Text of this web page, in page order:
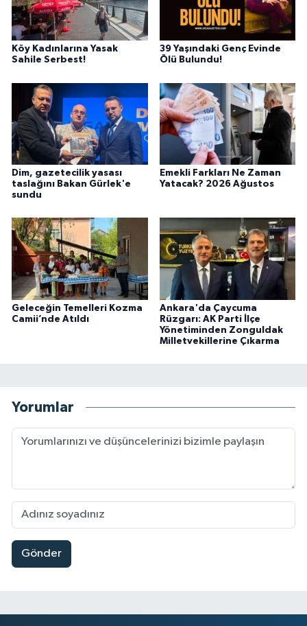
Köy Kadınlarına Yasak
Sahile Serbest!
39 Yaşındaki Genç Evinde
Ölü Bulundu!
Dim, gazetecilik yasası
taslağını Bakan Gürlek'e
sundu
Emekli Farkları Ne Zaman
Yatacak? 2026 Ağustos
Geleceğin Temelleri Kozma
Camii’nde Atıldı
Ankara'da Çaycuma
Rüzgarı: AK Parti İlçe
Yönetiminden Zonguldak
Milletvekillerine Çıkarma
Yorumlar
Gönder